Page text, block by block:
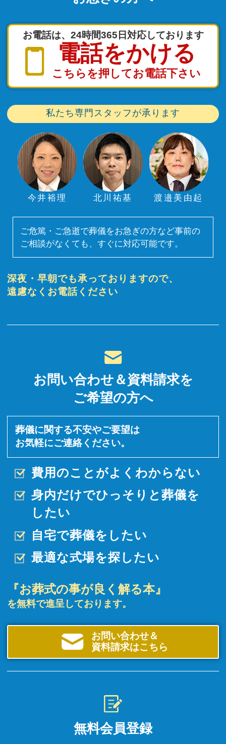
お電話は、24時間365日対応しております
電話をかける
こちらを押してお電話下さい
私たち専門スタッフが承ります
今井裕理 北川祐基 渡邉美由起
ご危篤・ご急逝で葬儀をお急ぎの方など事前の
ご相談がなくても、すぐに対応可能です。
深夜・早朝でも承っておりますので、
遠慮なくお電話ください
お問い合わせ＆資料請求を
ご希望の方へ
葬儀に関する不安やご要望は
お気軽にご連絡ください。
費用のことがよくわからない
身内だけでひっそりと 葬儀を
したい
自宅で葬儀をしたい
最適な式場を探したい
『お葬式の事が良く解る本』
を無料で進呈しております。
お問い合わせ＆
資料請求はこちら
無料会員登録